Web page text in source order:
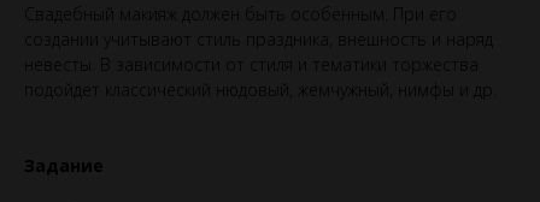
Свадебный макияж должен быть особенным. При его
создании учитывают стиль праздника, внешность и наряд
невесты. В зависимости от стиля и тематики торжества
подойдет классический нюдовый, жемчужный, нимфы и др.
Задание